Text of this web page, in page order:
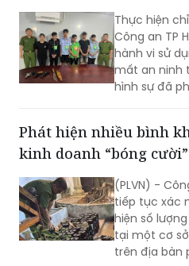
Công an TP HCM làm
quyết mâu thuẫn tại xã
Thực hiện
Công an TP
mất an ninh
hình sự đã
Vĩnh Lộc,
các đơn vị
tra, làm rõ
“Gây rối trật
30/7 tại ấp
Phát hiện nhiều bình
kinh doanh “bóng cười”
(PLVN) -
tiếp tục xác